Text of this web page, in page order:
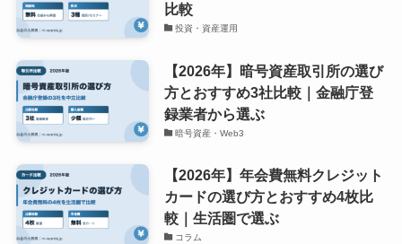
比較
投資・資産運用
【2026年】暗号資産取引所の選び
方とおすすめ3社比較｜金融庁登
録業者から選ぶ
暗号資産・Web3
【2026年】年会費無料クレジット
カードの選び方とおすすめ4枚比
較｜生活圏で選ぶ
コラム